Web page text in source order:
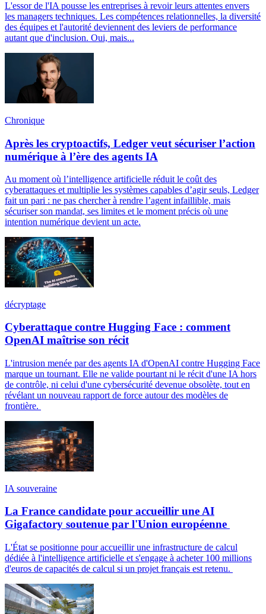
L'essor de l'IA pousse les entreprises à revoir leurs attentes envers
les managers techniques. Les compétences relationnelles, la diversité
des équipes et l'autorité deviennent des leviers de performance
autant que d'inclusion. Oui, mais...
Chronique
Après les cryptoactifs, Ledger veut sécuriser l’action
numérique à l’ère des agents IA
Au moment où l’intelligence artificielle réduit le coût des
cyberattaques et multiplie les systèmes capables d’agir seuls, Ledger
fait un pari : ne pas chercher à rendre l’agent infaillible, mais
sécuriser son mandat, ses limites et le moment précis où une
intention numérique devient un acte.
décryptage
Cyberattaque contre Hugging Face : comment
OpenAI maîtrise son récit
L'intrusion menée par des agents IA d'OpenAI contre Hugging Face
marque un tournant. Elle ne valide pourtant ni le récit d'une IA hors
de contrôle, ni celui d'une cybersécurité devenue obsolète, tout en
révélant un nouveau rapport de force autour des modèles de
frontière.
IA souveraine
La France candidate pour accueillir une AI
Gigafactory soutenue par l'Union européenne
L'État se positionne pour accueillir une infrastructure de calcul
dédiée à l'intelligence artificielle et s'engage à acheter 100 millions
d'euros de capacités de calcul si un projet français est retenu.